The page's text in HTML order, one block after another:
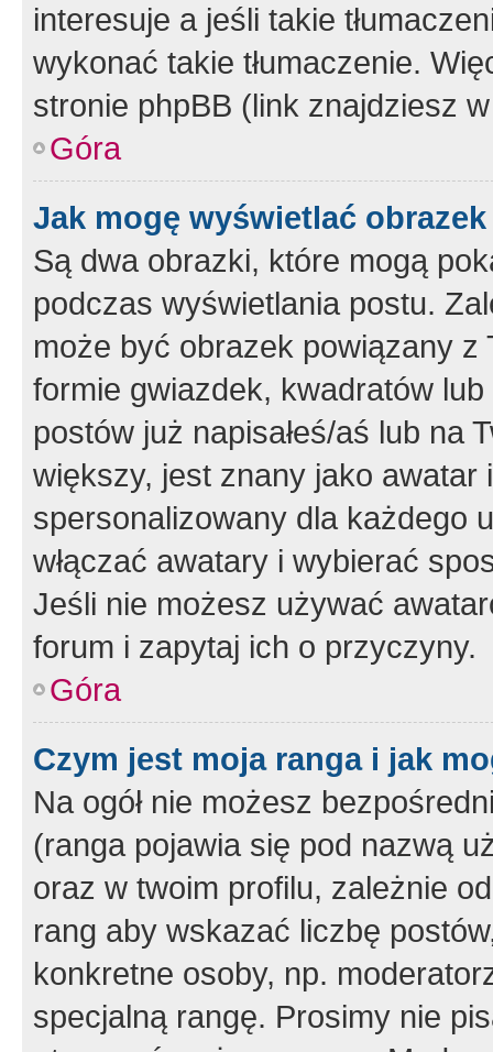
interesuje a jeśli takie
wykonać takie tłumaczenie.
stronie phpBB (link znajdziesz
Góra
Jak mogę wyświetlać
Są dwa obrazki, które mogą
podczas wyświetlania postu.
może być obrazek powiązany z
formie gwiazdek, kwadratów
postów już napisałeś/aś lub na
większy, jest znany jako
spersonalizowany dla każdego
włączać awatary i wybierać
Jeśli nie możesz używać
forum i zapytaj ich o przyczyny.
Góra
Czym jest moja ranga i jak
Na ogół nie możesz
(ranga pojawia się pod nazwą
oraz w twoim profilu, zależnie
rang aby wskazać liczbę
konkretne osoby, np.
specjalną rangę. Prosimy nie